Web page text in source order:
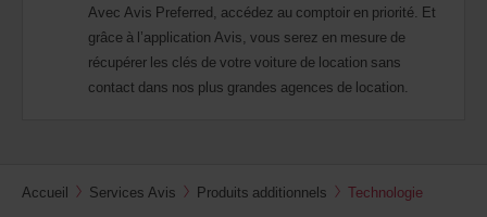
Avec Avis Preferred, accédez au comptoir en priorité. Et
grâce à l’application Avis, vous serez en mesure de
récupérer les clés de votre voiture de location sans
contact dans nos plus grandes agences de location.
Accueil Services Avis Produits additionnels Technologie